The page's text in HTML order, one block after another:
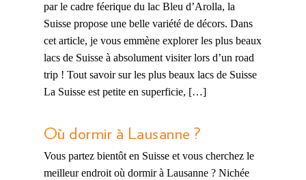
par le cadre féerique du lac Bleu d’Arolla, la
Suisse propose une belle variété de décors. Dans
cet article, je vous emmène explorer les plus beaux
lacs de Suisse à absolument visiter lors d’un road
trip ! Tout savoir sur les plus beaux lacs de Suisse
La Suisse est petite en superficie, […]
Où dormir à Lausanne ?
Vous partez bientôt en Suisse et vous cherchez le
meilleur endroit où dormir à Lausanne ? Nichée